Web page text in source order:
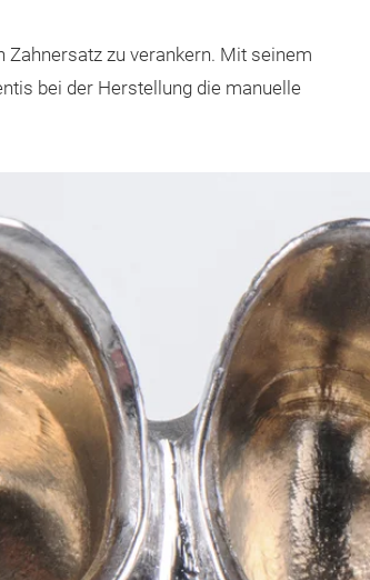
zu verankern. Mit seinem
bei der Herstellung die manuelle